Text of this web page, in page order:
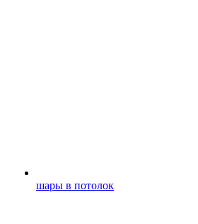
шары в потолок